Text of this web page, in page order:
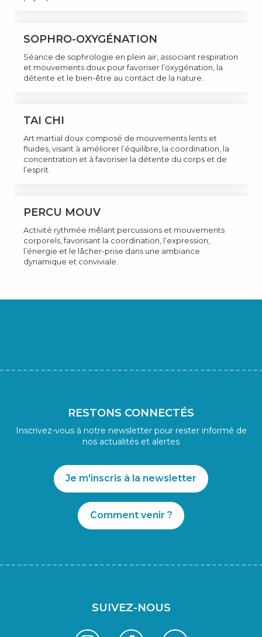
SOPHRO-OXYGÉNATION
Séance de sophrologie en plein air, associant respiration
et mouvements doux pour favoriser l’oxygénation, la
détente et le bien-être au contact de la nature.
TAI CHI
Art martial doux composé de mouvements lents et
fluides, visant à améliorer l’équilibre, la coordination, la
concentration et à favoriser la détente du corps et de
l’esprit.
PERCU MOUV
Activité rythmée mêlant percussions et mouvements
corporels, favorisant la coordination, l’expression,
l’énergie et le lâcher-prise dans une ambiance
dynamique et conviviale.
RESTONS CONNECTÉS
Inscrivez-vous à notre newsletter pour rester informé de
nos actualités et alertes
Je m'inscris à la newsletter
Comment venir ?
SUIVEZ-NOUS